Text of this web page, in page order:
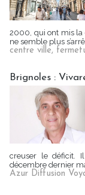
2000, qui ont mis la
ne semble plus
centre ville,
Brignoles :
creuser le déficit.
décembre dernier
Azur Diffusion